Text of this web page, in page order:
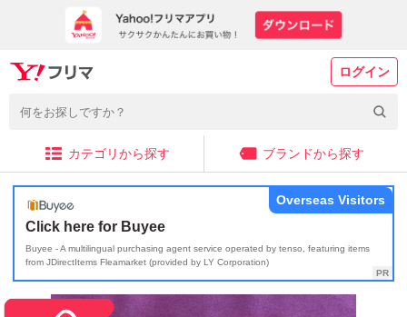
ログイン
カテゴリから探す ブランドから探す
Click here for Buyee
Buyee - A multilingual purchasing agent service operated by tenso, featuring items
from JDirectItems Fleamarket (provided by LY Corporation)
Overseas Visitors